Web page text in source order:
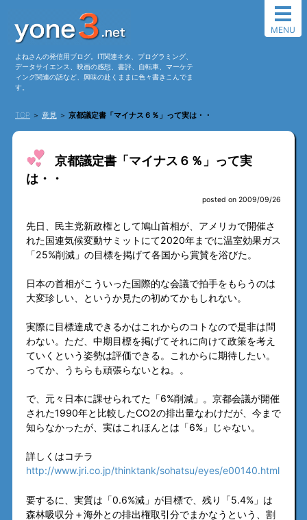
よねさんの発信用ブログ。IT関連ネタ、プログラミング、
データサイエンス、映画の感想、書評、自転車、マーケテ
ィング関連の話など、興味の赴くままに色々書きこんでま
す。
TOP ＞ 意見 ＞ 京都議定書「マイナス６％」って実は・・
MENU
京都議定書「マイナス６％」って実
は・・
posted on 2009/09/26
先日、民主党新政権として鳩山首相が、アメリカで開催さ
れた国連気候変動サミットにて2020年までに温室効果ガス
「25%削減」の目標を掲げて各国から賞賛を浴びた。
日本の首相がこういった国際的な会議で拍手をもらうのは
大変珍しい、というか見たの初めてかもしれない。
実際に目標達成できるかはこれからのコトなので是非は問
わない。ただ、中期目標を掲げてそれに向けて政策を考え
ていくという姿勢は評価できる。これからに期待したい。
ってか、うちらも頑張らないとね。。
で、元々日本に課せられてた「6%削減」。京都会議が開催
された1990年と比較したCO2の排出量なわけだが、今まで
知らなかったが、実はこれほんとは「6%」じゃない。
詳しくはコチラ
http://www.jri.co.jp/thinktank/sohatsu/eyes/e00140.html
要するに、実質は「0.6%減」が目標で、残り「5.4%」は
森林吸収分＋海外との排出権取引分でまかなうという、割